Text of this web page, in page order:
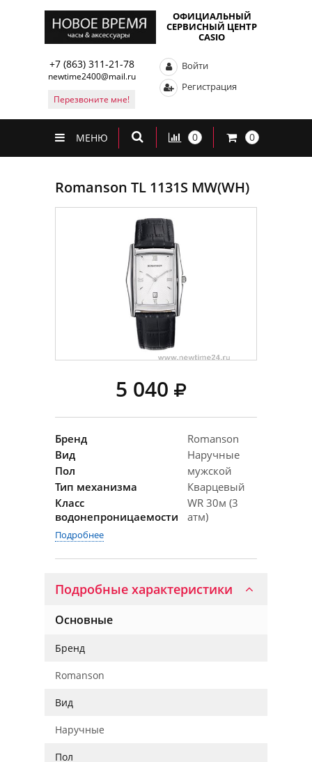
ОФИЦИАЛЬНЫЙ
СЕРВИСНЫЙ ЦЕНТР
CASIO
+7 (863) 311-21-78
newtime2400@mail.ru
Перезвоните мне!
Войти
Регистрация
МЕНЮ 0 0
Romanson TL 1131S MW(WH)
5 040
Бренд
Romanson
Вид
Наручные
Пол
мужской
Тип механизма
Кварцевый
Класс
водонепроницаемости
WR 30м (3
атм)
Подробнее
Подробные характеристики
Основные
Бренд
Romanson
Вид
Наручные
Пол